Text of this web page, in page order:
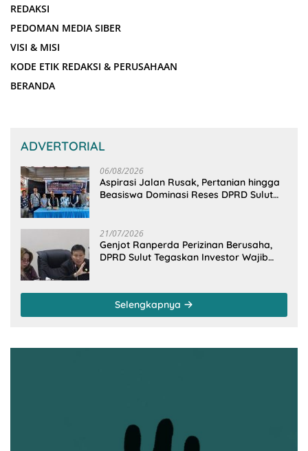
REDAKSI
PEDOMAN MEDIA SIBER
VISI & MISI
KODE ETIK REDAKSI & PERUSAHAAN
BERANDA
ADVERTORIAL
06/08/2026
Aspirasi Jalan Rusak, Pertanian hingga
Beasiswa Dominasi Reses DPRD Sulut
21/07/2026
Genjot Ranperda Perizinan Berusaha,
DPRD Sulut Tegaskan Investor Wajib
Selengkapnya